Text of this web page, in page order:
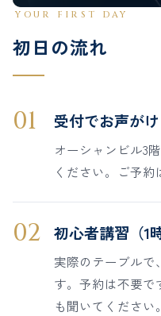
YOUR FIRST DAY
初日の流れ
01 受付でお声がけ
オーシャンビル3
ください。ご予約
02 初心者講習（1
実際のテーブルで
す。予約は不要で
も聞いてください。